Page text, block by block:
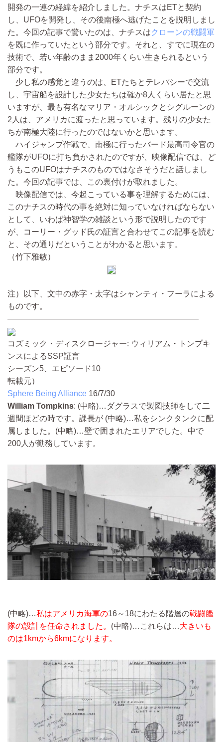
開発の一連の経緯を紹介しました。ナチスはETと契約
し、UFOを開発し、その後南極へ逃げたことを説明しまし
た。今回の記事で驚いたのは、ナチスはクローンの戦闘軍
を既に作っていたという部分です。それと、すでに現在の
技術で、若い年齢のまま2000年くらい生きられるという
部分です。
少し私の感覚と違うのは、ETたちとテレパシーで交流
し、宇宙船を設計した少女たちは確か8人くらい居たと思
いますが、最も有名なマリア・オルシックとシグルーンの
2人は、アメリカに渡ったと思っています。残りの少女た
ちが南極大陸に行ったのではないかと思います。
ハイジャンプ作戦で、南極に行ったバード最高司令官の
艦隊がUFOに打ち負かされたのですが、映像配信では、ど
うもこのUFOはナチスのものではなさそうだと話しまし
た。今回の記事では、この裏付けが取れました。
映像配信では、今起こっている事を理解するためには、
このナチスの時代の事を絶対に知っていなければならない
として、いわば神智学の雑談という形で説明したのです
が、コーリー・グッド氏の証言と合わせてこの記事を読む
と、その通りだということがわかると思います。
（竹下雅敏）
注）以下、文中の赤字・太字はシャンティ・フーラによる
ものです。
————————————————————————
コズミック・ディスクロージャー: ウィリアム・トンプキ
ンスによるSSP証言
シーズン5、エピソード10
転載元）
Sphere Being Alliance 16/7/30
William Tompkins: (中略)… ダグラスで製図技師をして二
週間ほどの時です。課長が (中略)…私をシンクタンクに配
属しました。 (中略)…壁で囲まれたエリアでした。中で
200人が勤務しています。
(中略)…私はアメリカ海軍の16～18にわたる階層の戦闘艦
隊の設計を任命されました。 (中略)… これらは…大きいも
のは1kmから6kmになります。